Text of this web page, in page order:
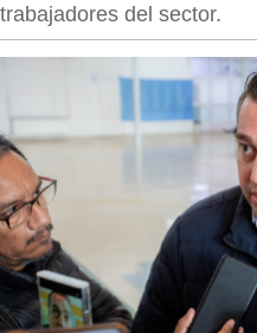
trabajadores del sector.